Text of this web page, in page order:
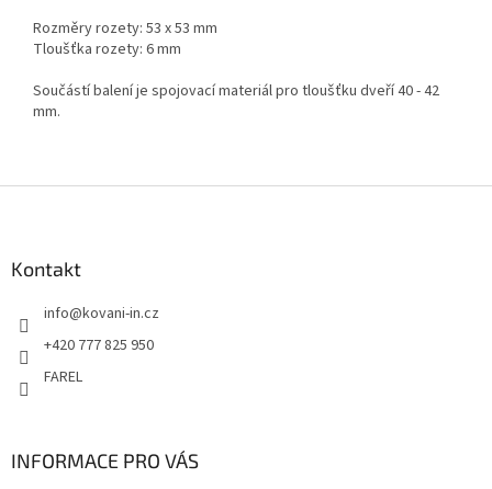
Rozměry rozety: 53 x 53 mm
Tloušťka rozety: 6 mm
Součástí balení je spojovací materiál pro tloušťku dveří 40 - 42
mm.
Kontakt
info@kovani-in.cz
+420 777 825 950
FAREL
INFORMACE PRO VÁS